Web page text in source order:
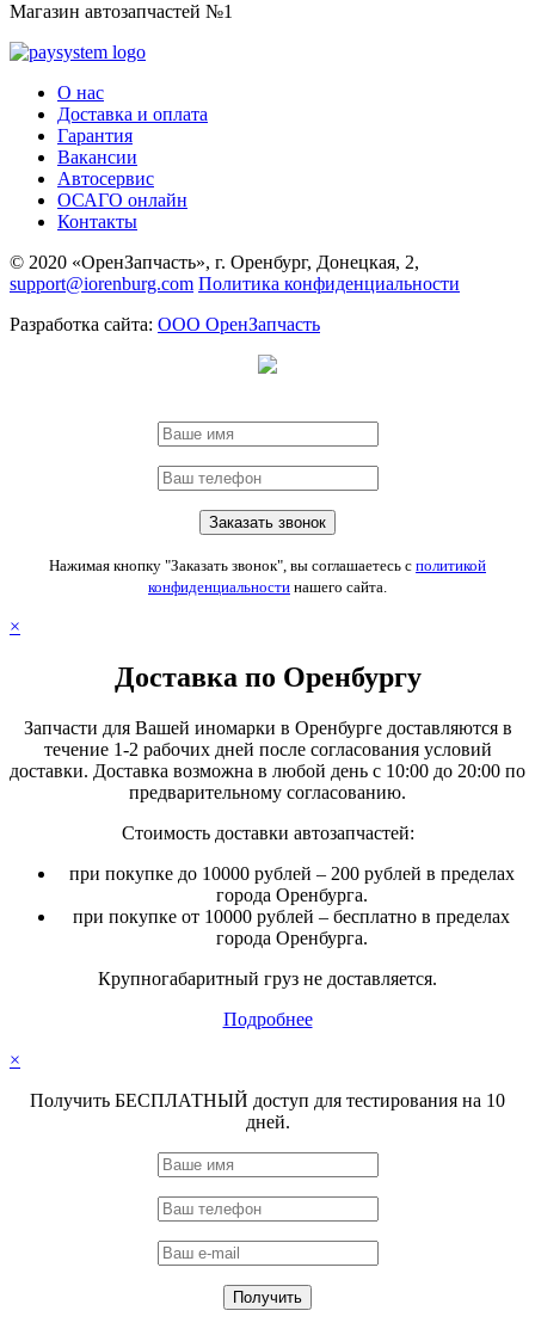
Магазин автозапчастей №1
О нас
Доставка и оплата
Гарантия
Вакансии
Автосервис
ОСАГО онлайн
Контакты
© 2020 «ОренЗапчасть», г. Оренбург, Донецкая, 2,
support@iorenburg.com Политика конфиденциальности
Разработка сайта: ООО ОренЗапчасть
Нажимая кнопку "Заказать звонок", вы соглашаетесь с политикой
конфиденциальности нашего сайта.
×
Доставка по Оренбургу
Запчасти для Вашей иномарки в Оренбурге доставляются в
течение 1-2 рабочих дней после согласования условий
доставки. Доставка возможна в любой день с 10:00 до 20:00 по
предварительному согласованию.
Стоимость доставки автозапчастей:
при покупке до 10000 рублей – 200 рублей в пределах
города Оренбурга.
при покупке от 10000 рублей – бесплатно в пределах
города Оренбурга.
Крупногабаритный груз не доставляется.
Подробнее
×
Получить БЕСПЛАТНЫЙ доступ для тестирования на 10
дней.